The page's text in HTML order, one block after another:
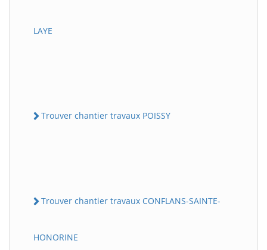
LAYE
Trouver chantier travaux POISSY
Trouver chantier travaux CONFLANS-SAINTE-
HONORINE